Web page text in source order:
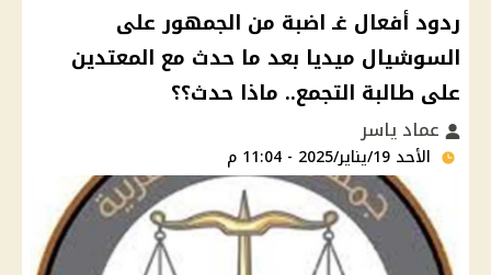
ردود أفعال غـ اضبة من الجمهور على
السوشيال ميديا بعد ما حدث مع المعتدين
على طالبة التجمع.. ماذا حدث؟؟
عماد ياسر
الأحد 19/يناير/2025 - 11:04 م